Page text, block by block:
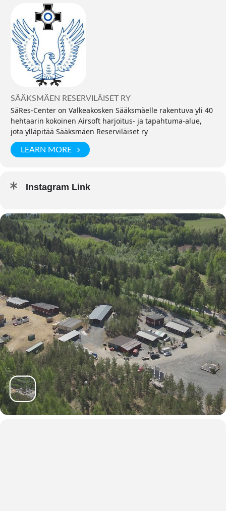
SÄÄKSMÄEN RESERVILÄISET RY
SäRes-Center on Valkeakosken Sääksmäelle rakentuva yli 40
hehtaarin kokoinen Airsoft harjoitus- ja tapahtuma-alue,
jota ylläpitää Sääksmäen Reserviläiset ry
LEARN MORE
Instagram Link
SäRes-Center